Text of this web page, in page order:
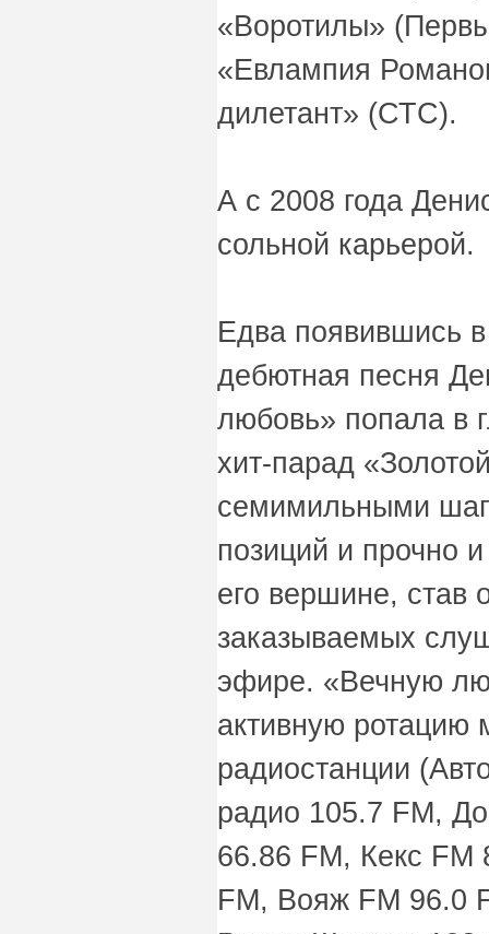
«Воротилы»
«Евлампия
дилетант» (СТС).
А с 2008 года
сольной карьерой.
Едва появившись
дебютная песня
любовь» попала в
хит-парад
семимильными
позиций и прочно
его вершине, став
заказываемых
эфире. «Вечную
активную ротацию
радиостанции
радио 105.7 FM,
66.86 FM, Кекс
FM, Вояж FМ 96.0